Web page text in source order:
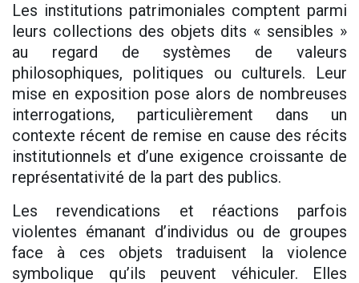
Les institutions patrimoniales comptent parmi
leurs collections des objets dits « sensibles »
au regard de systèmes de valeurs
philosophiques, politiques ou culturels. Leur
mise en exposition pose alors de nombreuses
interrogations, particulièrement dans un
contexte récent de remise en cause des récits
institutionnels et d’une exigence croissante de
représentativité de la part des publics.
Les revendications et réactions parfois
violentes émanant d’individus ou de groupes
face à ces objets traduisent la violence
symbolique qu’ils peuvent véhiculer. Elles